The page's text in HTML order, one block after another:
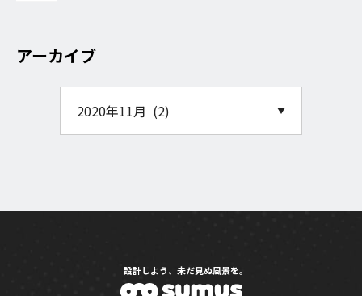
アーカイブ
設計しよう、未だ見ぬ風景を。